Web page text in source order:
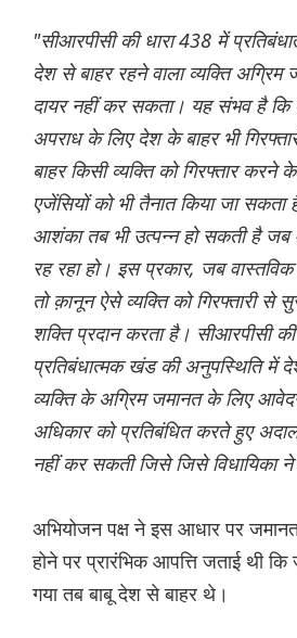
"सीआरपीसी की धारा 438 में
देश से बाहर रहने वाला व्यक्ति
दायर नहीं कर सकता। यह संभव है कि
अपराध के लिए देश के बाहर भी
बाहर किसी व्यक्ति को गिरफ्तार करने
एजेंसियों को भी तैनात किया जा सकता
आशंका तब भी उत्पन्न हो सकती है
रह रहा हो। इस प्रकार, जब
तो क़ानून ऐसे व्यक्ति को गिरफ्तारी से
शक्ति प्रदान करता है। सीआरपीसी
प्रतिबंधात्मक खंड की अनुपस्थिति में
व्यक्ति के अग्रिम जमानत के लिए
अधिकार को प्रतिबंधित करते हुए
नहीं कर सकती जिसे जिसे विधायिका
अभियोजन पक्ष ने इस आधार पर
होने पर प्रारंभिक आपत्ति जताई थी
गया तब बाबू देश से बाहर थे।